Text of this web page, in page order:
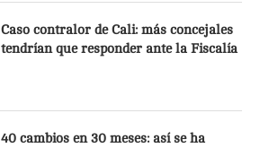
Caso contralor de Cali: más concejales
tendrían que responder ante la Fiscalía
40 cambios en 30 meses: así se ha